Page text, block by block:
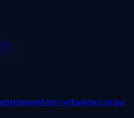
Алко-игрыАлко-игры